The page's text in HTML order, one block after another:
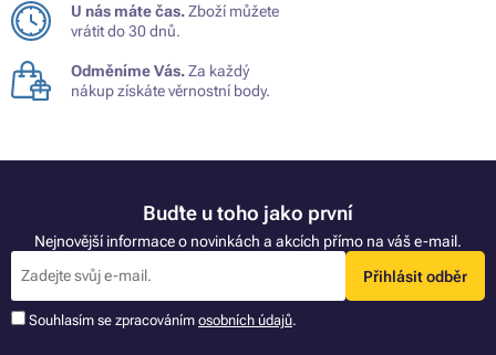
U nás máte čas.Zboží můžete
vrátit do 30 dnů.
Odměníme Vás.Za každý
nákup získáte věrnostní body.
Buďte u toho jako první
Nejnovější informace o novinkách a akcích přímo na váš e-mail.
Přihlásit odběr
Souhlasím se zpracováním osobních údajů.